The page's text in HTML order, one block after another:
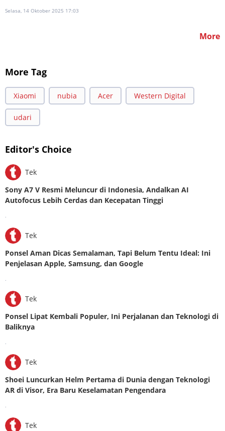
Selasa, 14 Oktober 2025 17:03
More
More Tag
Xiaomi nubia Acer Western Digital
udari
Editor's Choice
Tek
Sony A7 V Resmi Meluncur di Indonesia, Andalkan AI
Autofocus Lebih Cerdas dan Kecepatan Tinggi
Tek
Ponsel Aman Dicas Semalaman, Tapi Belum Tentu Ideal: Ini
Penjelasan Apple, Samsung, dan Google
Tek
Ponsel Lipat Kembali Populer, Ini Perjalanan dan Teknologi di
Baliknya
Tek
Shoei Luncurkan Helm Pertama di Dunia dengan Teknologi
AR di Visor, Era Baru Keselamatan Pengendara
Tek